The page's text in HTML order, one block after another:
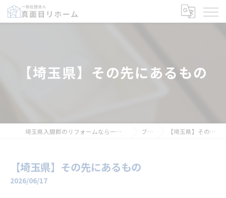
【埼玉県】その先にあるもの
埼玉県入間郡のリフォームなら一般社団法人真面目リホーム ブログ 【埼玉県】その先にあるもの
【埼玉県】その先にあるもの
2026/06/17